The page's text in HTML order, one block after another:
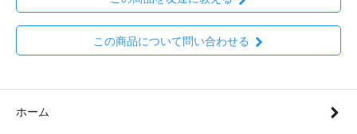
この商品について問い合わせる
ホーム